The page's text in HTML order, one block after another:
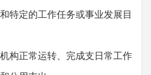
特定的工作任务或事业发展目
构正常运转、完成支日常工作